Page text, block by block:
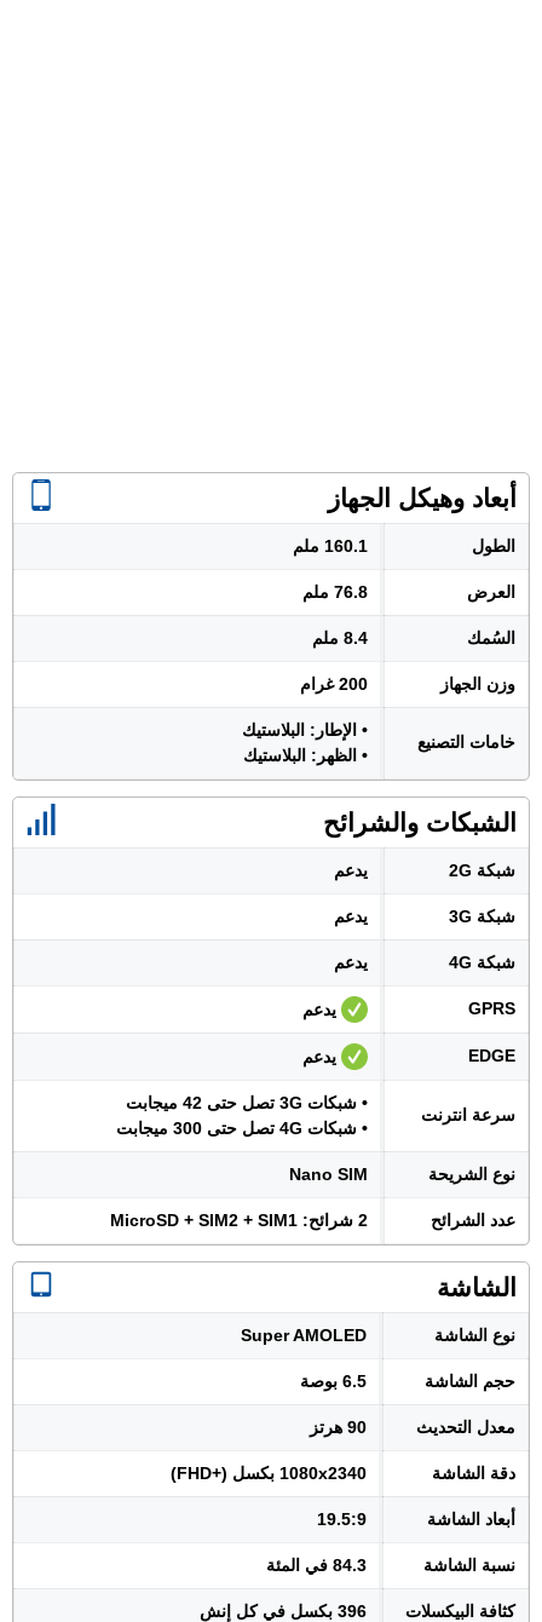
أبعاد وهيكل الجهاز
الطول 160.1 ملم
العرض 76.8 ملم
السُمك 8.4 ملم
وزن الجهاز 200 غرام
خامات التصنيع
• الإطار: البلاستيك
• الظهر: البلاستيك
الشبكات والشرائح
شبكة 2G يدعم
شبكة 3G يدعم
شبكة 4G يدعم
GPRS يدعم
EDGE يدعم
سرعة انترنت
• شبكات 3G تصل حتى 42 ميجابت
• شبكات 4G تصل حتى 300 ميجابت
نوع الشريحة Nano SIM
عدد الشرائح 2 شرائح: MicroSD + SIM2 + SIM1
الشاشة
نوع الشاشة Super AMOLED
حجم الشاشة 6.5 بوصة
معدل التحديث 90 هرتز
دقة الشاشة 1080x2340 بكسل (+FHD)
أبعاد الشاشة 19.5:9
نسبة الشاشة 84.3 في المئة
كثافة البيكسلات 396 بكسل في كل إنش